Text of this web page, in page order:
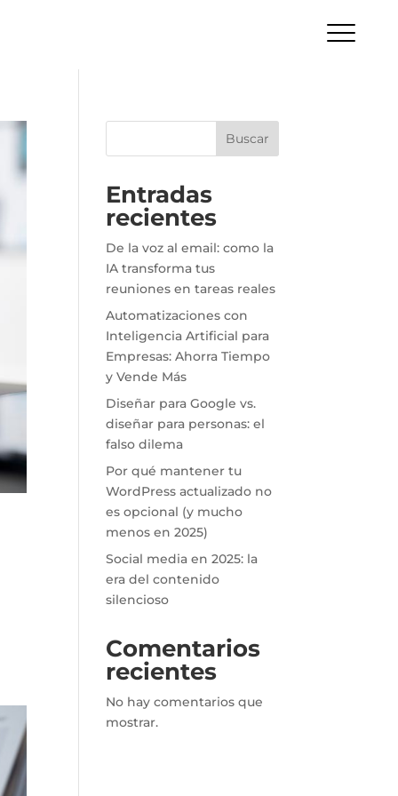
Buscar
Entradas
recientes
De la voz al email: como la
IA transforma tus
reuniones en tareas reales
Automatizaciones con
Inteligencia Artificial para
Empresas: Ahorra Tiempo
y Vende Más
Diseñar para Google vs.
diseñar para personas: el
falso dilema
Por qué mantener tu
WordPress actualizado no
es opcional (y mucho
menos en 2025)
Social media en 2025: la
era del contenido
silencioso
Comentarios
recientes
No hay comentarios que
mostrar.